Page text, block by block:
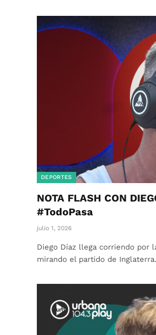
DEPORTES
NOTA FLASH CON
#TodoPasa
julio 1, 2026
Diego Díaz llega corriendo por
mirando el partido de